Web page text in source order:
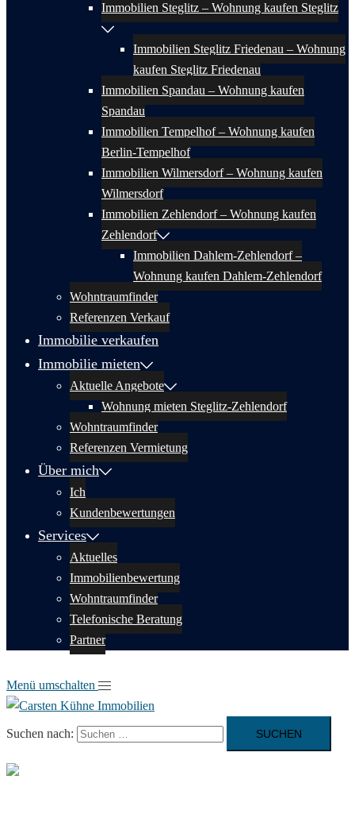
Immobilien Steglitz – Wohnung kaufen Steglitz
Immobilien Steglitz Friedenau – Wohnung
kaufen Steglitz Friedenau
Immobilien Spandau – Wohnung kaufen
Spandau
Immobilien Tempelhof – Wohnung kaufen
Berlin-Tempelhof
Immobilien Wilmersdorf – Wohnung kaufen
Wilmersdorf
Immobilien Zehlendorf – Wohnung kaufen
Zehlendorf
Immobilien Dahlem-Zehlendorf –
Wohnung kaufen Dahlem-Zehlendorf
Wohntraumfinder
Referenzen Verkauf
Immobilie verkaufen
Immobilie mieten
Aktuelle Angebote
Wohnung mieten Steglitz-Zehlendorf
Wohntraumfinder
Referenzen Vermietung
Über mich
Ich
Kundenbewertungen
Services
Aktuelles
Immobilien­bewertung
Wohntraumfinder
Telefonische Beratung
Partner
Menü umschalten
Suchen nach: